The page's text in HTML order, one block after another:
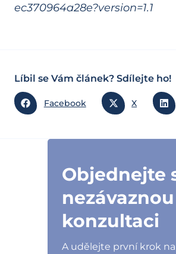
ec370964a28e?version=1.1
Líbil se Vám článek? Sdílejte ho!
Facebook X
Objednejte
nezávaznou
konzultaci
A udělejte první krok